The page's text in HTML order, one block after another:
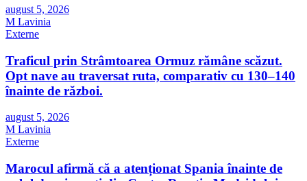
august 5, 2026
M Lavinia
Externe
Traficul prin Strâmtoarea Ormuz rămâne scăzut.
Opt nave au traversat ruta, comparativ cu 130–140
înainte de război.
august 5, 2026
M Lavinia
Externe
Marocul afirmă că a atenționat Spania înainte de